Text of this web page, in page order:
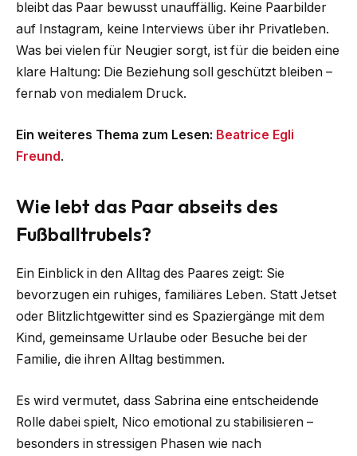
bleibt das Paar bewusst unauffällig. Keine Paarbilder
auf Instagram, keine Interviews über ihr Privatleben.
Was bei vielen für Neugier sorgt, ist für die beiden eine
klare Haltung: Die Beziehung soll geschützt bleiben –
fernab von medialem Druck.
Ein weiteres Thema zum Lesen: Beatrice Egli
Freund.
Wie lebt das Paar abseits des
Fußballtrubels?
Ein Einblick in den Alltag des Paares zeigt: Sie
bevorzugen ein ruhiges, familiäres Leben. Statt Jetset
oder Blitzlichtgewitter sind es Spaziergänge mit dem
Kind, gemeinsame Urlaube oder Besuche bei der
Familie, die ihren Alltag bestimmen.
Es wird vermutet, dass Sabrina eine entscheidende
Rolle dabei spielt, Nico emotional zu stabilisieren –
besonders in stressigen Phasen wie nach